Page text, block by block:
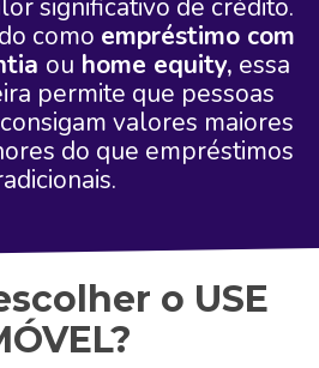
significativo de crédito.
como empréstimo com
ou home equity, essa
permite que pessoas
valores maiores
do que empréstimos
o USE